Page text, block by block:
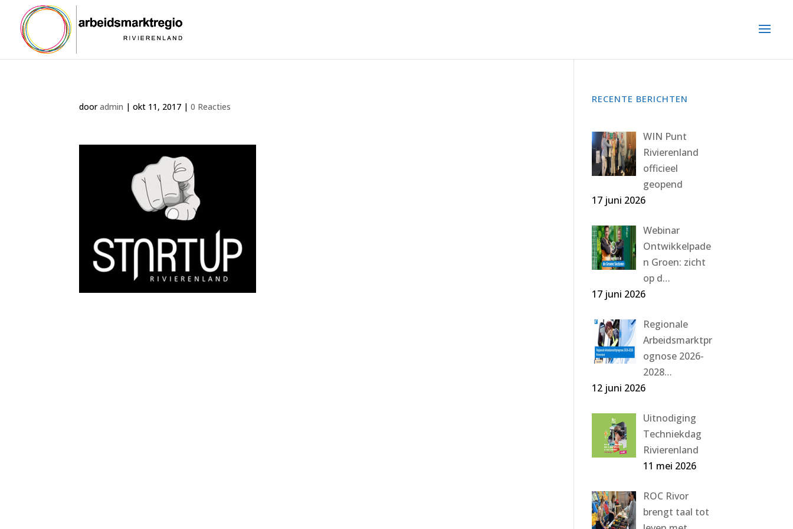
dooradmin |okt 11, 2017 |0 Reacties
RECENTE BERICHTEN
WIN Punt
Rivierenland
officieel
geopend
17 juni 2026
Webinar
Ontwikkelpade
n Groen: zicht
op d…
17 juni 2026
Regionale
Arbeidsmarktpr
ognose 2026-
2028…
12 juni 2026
Uitnodiging
Techniekdag
Rivierenland
11 mei 2026
ROC Rivor
brengt taal tot